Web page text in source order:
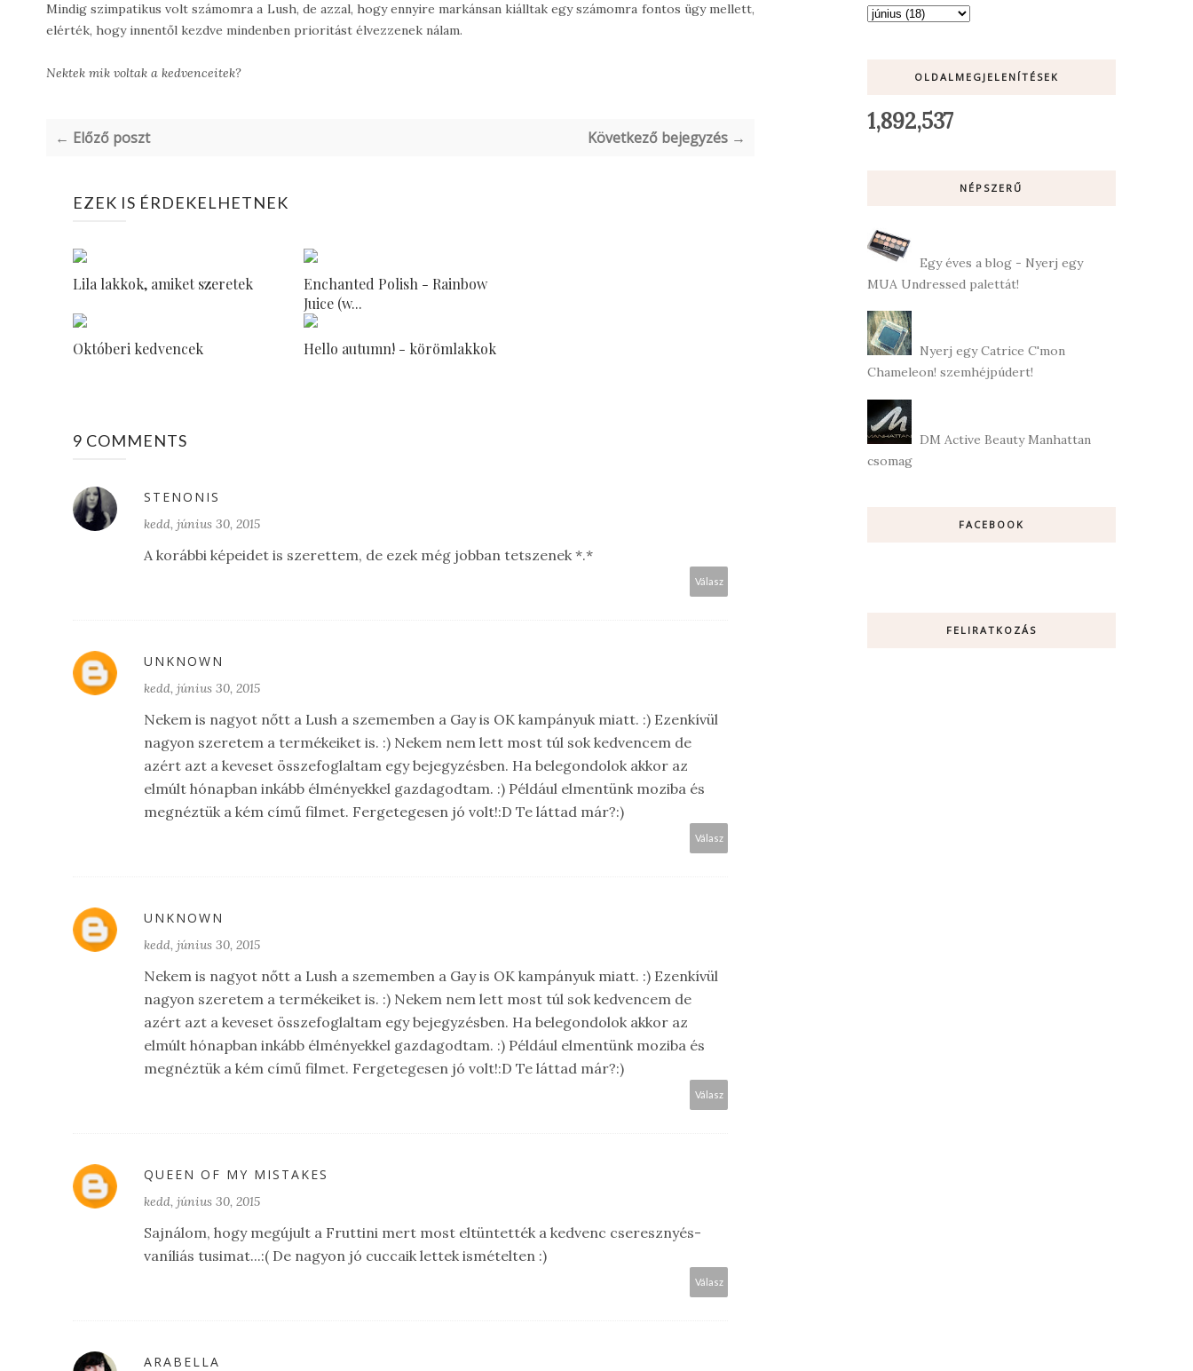
Mindig szimpatikus volt számomra a Lush, de azzal, hogy ennyire markánsan kiálltak egy számomra fontos ügy mellett,
elérték, hogy innentől kezdve mindenben prioritást élvezzenek nálam.
Nektek mik voltak a kedvenceitek?
← Előző poszt Következő bejegyzés →
EZEK IS ÉRDEKELHETNEK
Lila lakkok, amiket szeretek
Enchanted Polish - Rainbow
Juice (w...
Októberi kedvencek Hello autumn! - körömlakkok
9 COMMENTS
STENONIS
kedd, június 30, 2015
A korábbi képeidet is szerettem, de ezek még jobban tetszenek *.*
Válasz
UNKNOWN
kedd, június 30, 2015
Nekem is nagyot nőtt a Lush a szememben a Gay is OK kampányuk miatt. :) Ezenkívül
nagyon szeretem a termékeiket is. :) Nekem nem lett most túl sok kedvencem de
azért azt a keveset összefoglaltam egy bejegyzésben. Ha belegondolok akkor az
elmúlt hónapban inkább élményekkel gazdagodtam. :) Például elmentünk moziba és
megnéztük a kém című filmet. Fergetegesen jó volt!:D Te láttad már?:)
Válasz
UNKNOWN
kedd, június 30, 2015
Nekem is nagyot nőtt a Lush a szememben a Gay is OK kampányuk miatt. :) Ezenkívül
nagyon szeretem a termékeiket is. :) Nekem nem lett most túl sok kedvencem de
azért azt a keveset összefoglaltam egy bejegyzésben. Ha belegondolok akkor az
elmúlt hónapban inkább élményekkel gazdagodtam. :) Például elmentünk moziba és
megnéztük a kém című filmet. Fergetegesen jó volt!:D Te láttad már?:)
Válasz
QUEEN OF MY MISTAKES
kedd, június 30, 2015
Sajnálom, hogy megújult a Fruttini mert most eltüntették a kedvenc cseresznyés-
vaníliás tusimat...:( De nagyon jó cuccaik lettek ismételten :)
Válasz
ARABELLA
OLDALMEGJELENÍTÉSEK
1,892,537
NÉPSZERŰ
Egy éves a blog - Nyerj egy
MUA Undressed palettát!
Nyerj egy Catrice C'mon
Chameleon! szemhéjpúdert!
DM Active Beauty Manhattan
csomag
FACEBOOK
FELIRATKOZÁS